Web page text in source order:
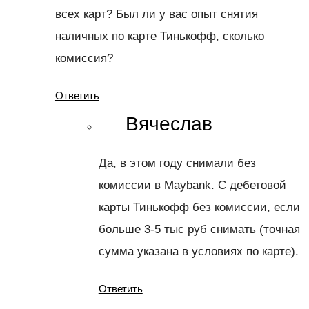
всех карт? Был ли у вас опыт снятия
наличных по карте Тинькофф, сколько
комиссия?
Ответить
Вячеслав
Да, в этом году снимали без
комиссии в Maybank. С дебетовой
карты Тинькофф без комиссии, если
больше 3-5 тыс руб снимать (точная
сумма указана в условиях по карте).
Ответить